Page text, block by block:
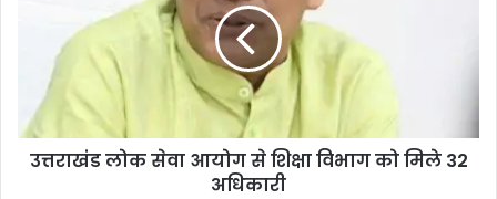
उत्तराखंड लोक सेवा आयोग से शिक्षा विभाग को मिले 32
अधिकारी